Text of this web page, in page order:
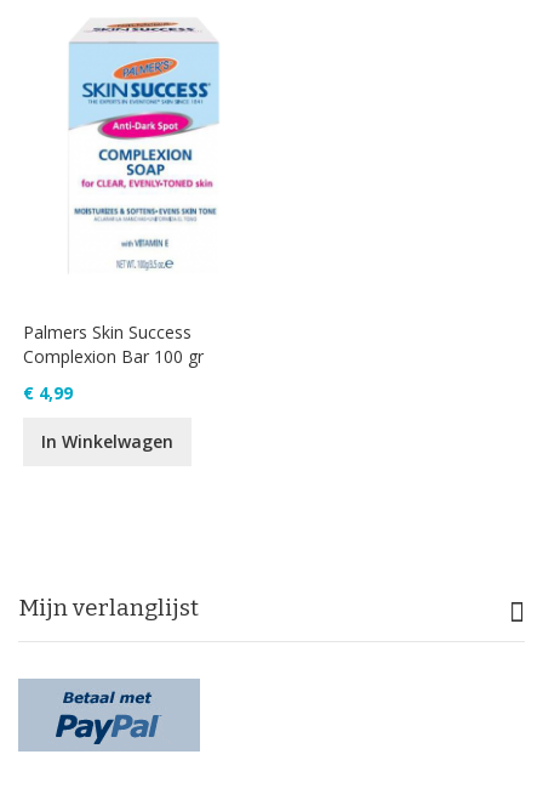
Palmers Skin Success
Complexion Bar 100 gr
€ 4,99
In Winkelwagen
Mijn verlanglijst